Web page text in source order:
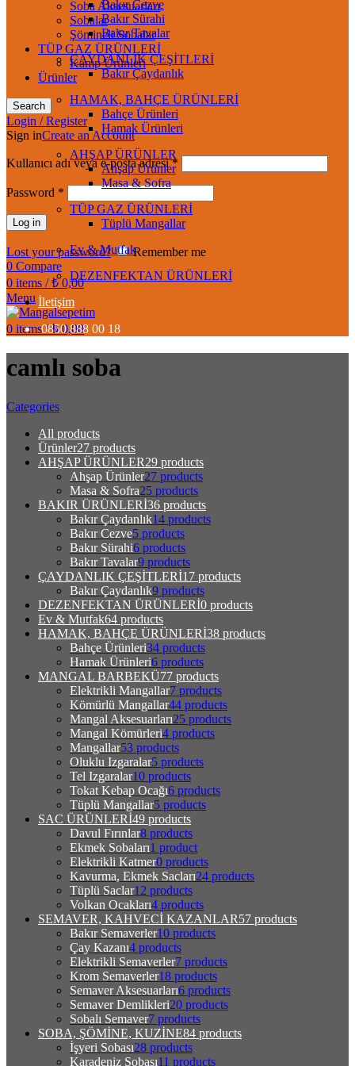
Soba Aksesuarları
Sobalar
Şömineli Sobalar
TÜP GAZ ÜRÜNLERİ
Kamp Ürünleri
Ürünler
Search
Login / Register
Sign inCreate an Account
Kullanıcı adı veya e-posta adresi*
Password *
Log in
Lost your password?
Remember me
0 Compare
0 items / ₺0,00
Menu
0 items / ₺0,00
Bakır Cezve
Bakır Sürahi
Bakır Tavalar
ÇAYDANLIK ÇEŞİTLERİ
Bakır Çaydanlık
HAMAK, BAHÇE ÜRÜNLERİ
Bahçe Ürünleri
Hamak Ürünleri
AHŞAP ÜRÜNLER
Ahşap Ürünler
Masa & Sofra
TÜP GAZ ÜRÜNLERİ
Tüplü Mangallar
Ev & Mutfak
DEZENFEKTAN ÜRÜNLERİ
İletişim
0850 888 00 18
camlı soba
Categories
All products
Ürünler27 products
AHŞAP ÜRÜNLER29 products
Ahşap Ürünler27 products
Masa & Sofra25 products
BAKIR ÜRÜNLERİ36 products
Bakır Çaydanlık14 products
Bakır Cezve5 products
Bakır Sürahi6 products
Bakır Tavalar9 products
ÇAYDANLIK ÇEŞİTLERİ17 products
Bakır Çaydanlık9 products
DEZENFEKTAN ÜRÜNLERİ0 products
Ev & Mutfak64 products
HAMAK, BAHÇE ÜRÜNLERİ38 products
Bahçe Ürünleri34 products
Hamak Ürünleri6 products
MANGAL BARBEKÜ77 products
Elektrikli Mangallar7 products
Kömürlü Mangallar44 products
Mangal Aksesuarları25 products
Mangal Kömürleri4 products
Mangallar53 products
Oluklu Izgaralar5 products
Tel Izgaralar10 products
Tokat Kebap Ocağı6 products
Tüplü Mangallar5 products
SAC ÜRÜNLERİ49 products
Davul Fırınlar8 products
Ekmek Sobaları1 product
Elektrikli Katmer0 products
Kavurma, Ekmek Sacları24 products
Tüplü Saclar12 products
Volkan Ocakları4 products
SEMAVER, KAHVECİ KAZANLAR57 products
Bakır Semaverler10 products
Çay Kazanı4 products
Elektrikli Semaverler7 products
Krom Semaverler18 products
Semaver Aksesuarları6 products
Semaver Demlikleri20 products
Sobalı Semaver7 products
SOBA, ŞÖMİNE, KUZİNE84 products
İşyeri Sobası28 products
Karadeniz Sobası11 products